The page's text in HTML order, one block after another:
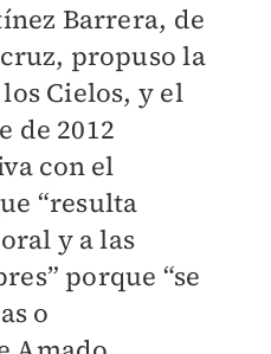
Barrera, de
propuso la
Cielos, y el
de 2012
con el
“resulta
y a las
porque “se
o